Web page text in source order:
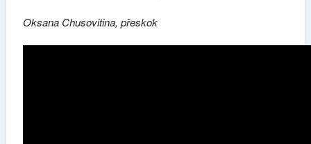
Oksana Chusovitina, přeskok